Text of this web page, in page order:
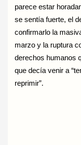
parece estar
se sentía fuerte, el
confirmarlo la
marzo y la ruptura
derechos humanos
que decía venir a
reprimir”.